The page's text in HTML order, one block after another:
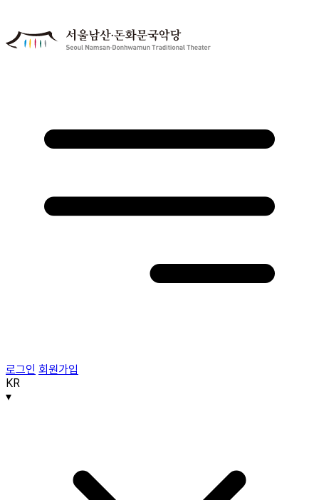
로그인 회원가입
KR
▾